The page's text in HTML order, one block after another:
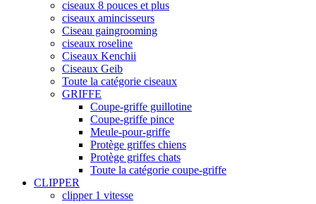
ciseaux 8 pouces et plus
ciseaux amincisseurs
Ciseau gaingrooming
ciseaux roseline
Ciseaux Kenchii
Ciseaux Geib
Toute la catégorie ciseaux
GRIFFE
Coupe-griffe guillotine
Coupe-griffe pince
Meule-pour-griffe
Protège griffes chiens
Protège griffes chats
Toute la catégorie coupe-griffe
CLIPPER
clipper 1 vitesse